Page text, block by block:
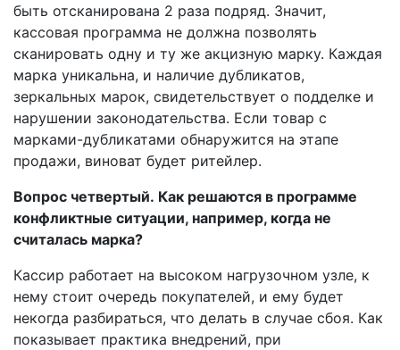
быть отсканирована 2 раза подряд. Значит,
кассовая программа не должна позволять
сканировать одну и ту же акцизную марку. Каждая
марка уникальна, и наличие дубликатов,
зеркальных марок, свидетельствует о подделке и
нарушении законодательства. Если товар с
марками-дубликатами обнаружится на этапе
продажи, виноват будет ритейлер.
Вопрос четвертый. Как решаются в программе
конфликтные ситуации, например, когда не
считалась марка?
Кассир работает на высоком нагрузочном узле, к
нему стоит очередь покупателей, и ему будет
некогда разбираться, что делать в случае сбоя. Как
показывает практика внедрений, при